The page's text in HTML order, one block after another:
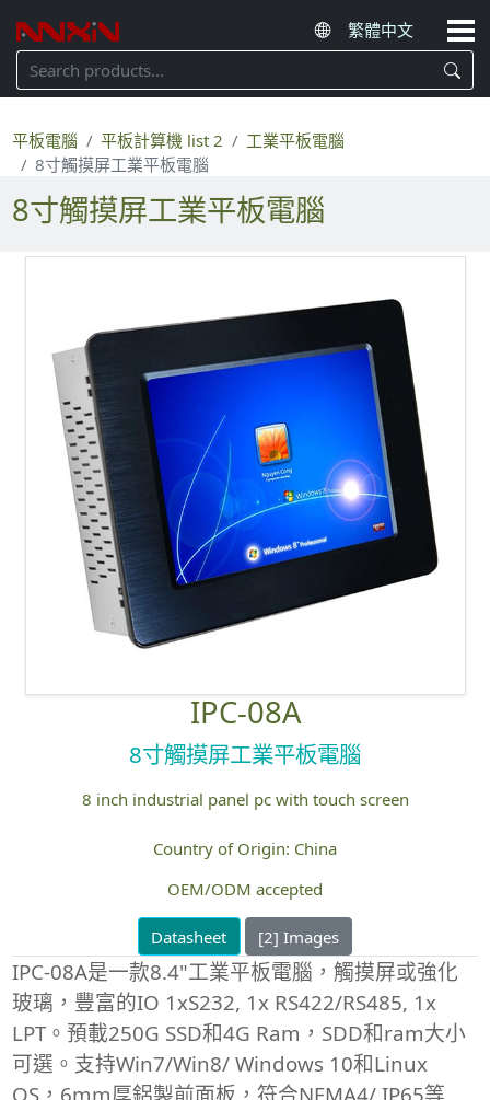
平板電腦 平板計算機 list 2
工業平板電腦
8寸觸摸屏工業平板電腦
8寸觸摸屏工業平板電腦
IPC-08A
8寸觸摸屏工業平板電腦
8 inch industrial panel pc with touch screen
Country of Origin: China
OEM/ODM accepted
Datasheet [2] Images
IPC-08A是一款8.4"工業平板電腦，觸摸屏或強化
玻璃，豐富的IO 1xS232, 1x RS422/RS485, 1x
LPT。預載250G SSD和4G Ram，SDD和ram大小
可選。支持Win7/Win8/ Windows 10和Linux
OS，6mm厚鋁製前面板，符合NEMA4/ IP65等